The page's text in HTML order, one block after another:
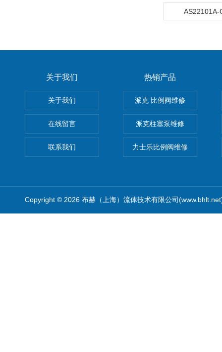
AS22101A-
关于我们
关于我们
在线留言
联系我们
热销产品
派克 比例阀维修
派克柱塞泵维修
力士乐比例阀维修
Copyright © 2026 布赫（上海）流体技术有限公司